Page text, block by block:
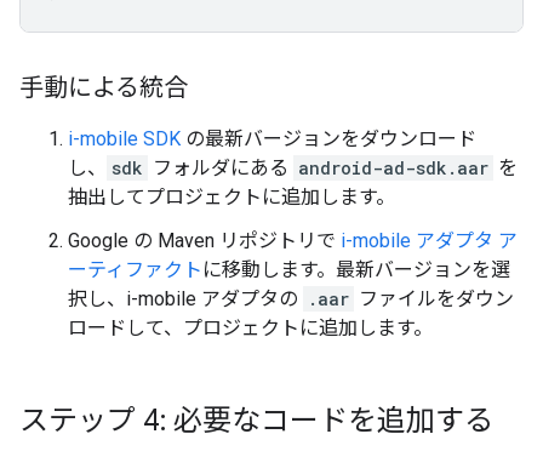
手動による統合
i-mobile SDK の最新バージョンをダウンロード
し、
sdk フォルダにある android-ad-sdk.aar を
抽出してプロジェクトに追加します。
Google の Maven リポジトリで i-mobile アダプタ ア
ーティファクト に移動します。最新バージョンを選
択し、i-mobile アダプタの
.aar ファイルをダウン
ロードして、プロジェクトに追加します。
ステップ 4: 必要なコードを追加する